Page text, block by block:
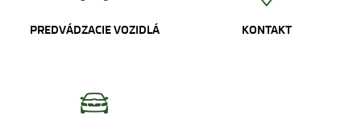
PREDVÁDZACIE VOZIDLÁ KONTAKT